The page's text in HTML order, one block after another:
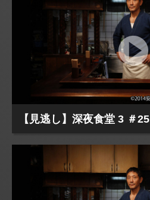
【見逃し】深夜食堂 3 ＃25